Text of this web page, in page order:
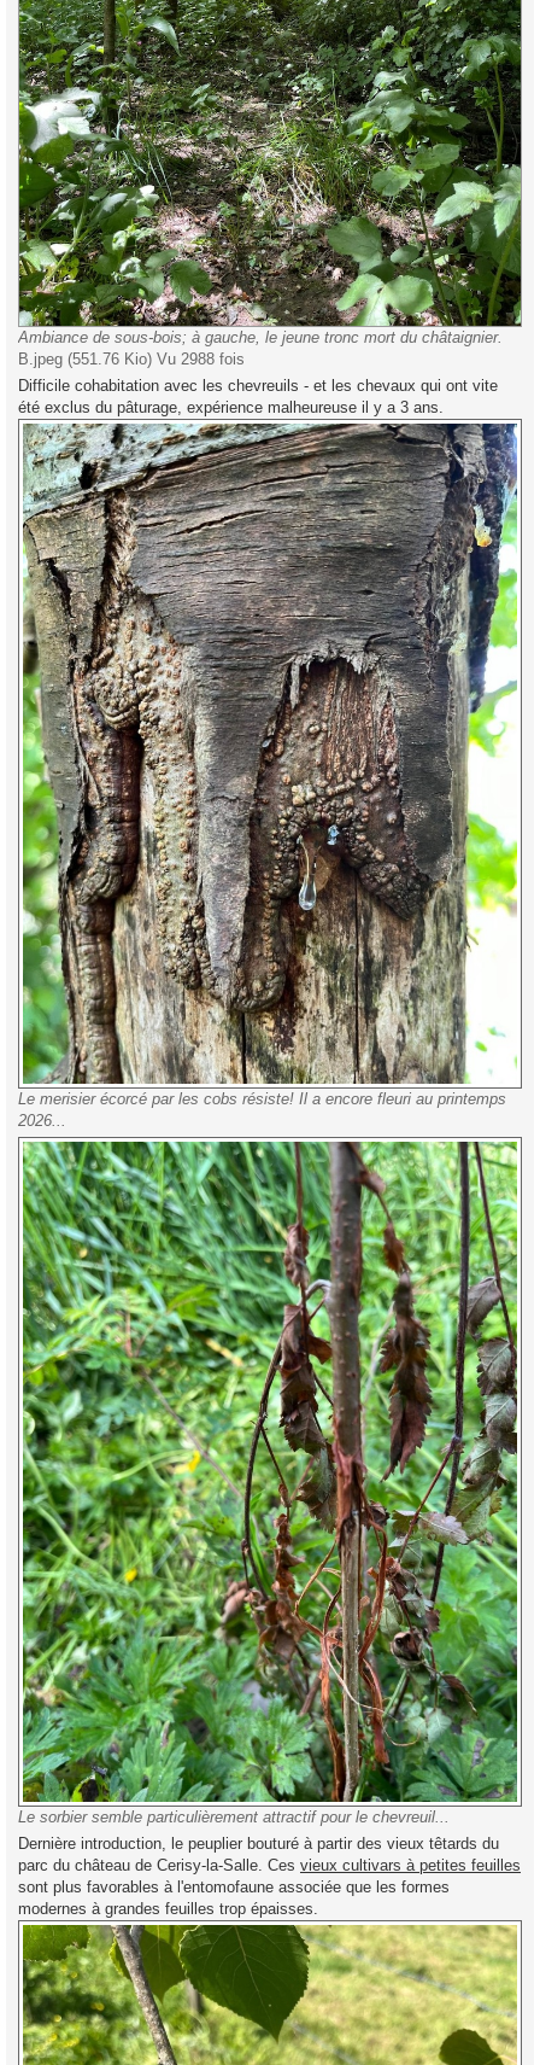
Ambiance de sous-bois; à gauche, le jeune tronc mort du châtaignier.
B.jpeg (551.76 Kio) Vu 2988 fois
Difficile cohabitation avec les chevreuils - et les chevaux qui ont vite
été exclus du pâturage, expérience malheureuse il y a 3 ans.
Le merisier écorcé par les cobs résiste! Il a encore fleuri au printemps
2026...
Le sorbier semble particulièrement attractif pour le chevreuil...
Dernière introduction, le peuplier bouturé à partir des vieux têtards du
parc du château de Cerisy-la-Salle. Ces vieux cultivars à petites feuilles
sont plus favorables à l'entomofaune associée que les formes
modernes à grandes feuilles trop épaisses.